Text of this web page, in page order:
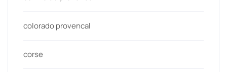
colorado provencal
corse